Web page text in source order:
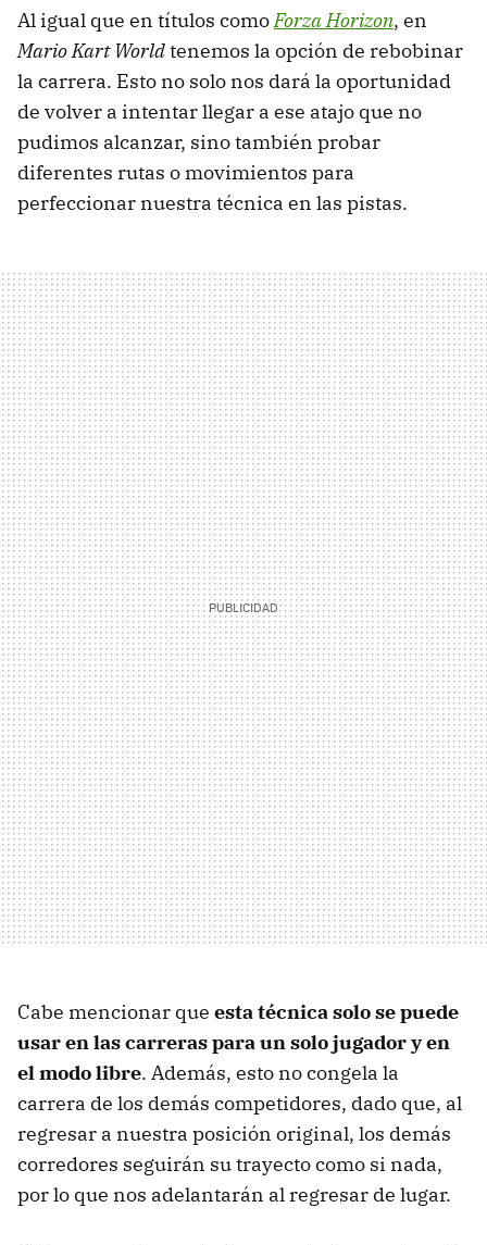
Al igual que en títulos comoForza Horizon, en
Mario Kart Worldtenemos la opción de rebobinar
la carrera. Esto no solo nos dará la oportunidad
de volver a intentar llegar a ese atajo que no
pudimos alcanzar, sino también probar
diferentes rutas o movimientos para
perfeccionar nuestra técnica en las pistas.
Cabe mencionar que esta técnica solo se puede
usar en las carreras para un solo jugador y en
el modo libre. Además, esto no congela la
carrera de los demás competidores, dado que, al
regresar a nuestra posición original, los demás
corredores seguirán su trayecto como si nada,
por lo que nos adelantarán al regresar de lugar.